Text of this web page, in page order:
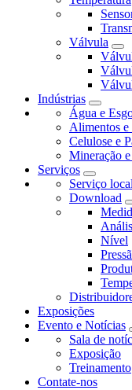
Válvula
Indústrias
Água e
Alimentos e
Celulose e
Mineração
Serviços
Serviço
Download
Nível
Exposições
Evento e Notícias
Sala de
Exposição
Treinamento
Contate-nos